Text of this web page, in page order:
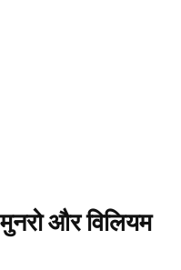
और विलियम